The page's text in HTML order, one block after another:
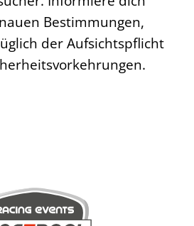
Bestimmungen,
der Aufsichtspflicht